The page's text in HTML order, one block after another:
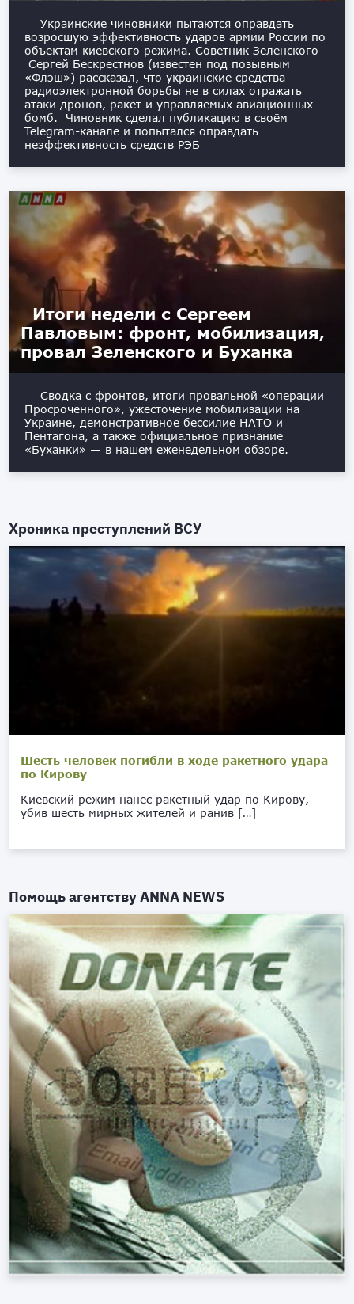
Украинские чиновники пытаются оправдать
возросшую эффективность ударов армии России по
объектам киевского режима. Советник Зеленского
Сергей Бескрестнов (известен под позывным
«Флэш») рассказал, что украинские средства
радиоэлектронной борьбы не в силах отражать
атаки дронов, ракет и управляемых авиационных
бомб. Чиновник сделал публикацию в своём
Telegram-канале и попытался оправдать
неэффективность средств РЭБ
Итоги недели с Сергеем
Павловым: фронт, мобилизация,
провал Зеленского и Буханка
Сводка с фронтов, итоги провальной «операции
Просроченного», ужесточение мобилизации на
Украине, демонстративное бессилие НАТО и
Пентагона, а также официальное признание
«Буханки» — в нашем еженедельном обзоре.
Хроника преступлений ВСУ
Шесть человек погибли в ходе ракетного удара
по Кирову
Киевский режим нанёс ракетный удар по Кирову,
убив шесть мирных жителей и ранив […]
Помощь агентствуANNA NEWS